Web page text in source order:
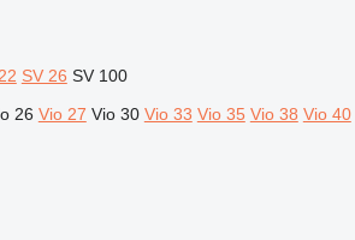
SV 26 SV 100
26 Vio 27 Vio 30 Vio 33 Vio 35 Vio 38 Vio 40